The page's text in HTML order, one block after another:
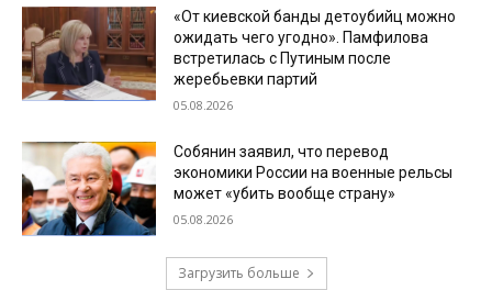
«От киевской банды детоубийц можно
ожидать чего угодно». Памфилова
встретилась с Путиным после
жеребьевки партий
05.08.2026
Собянин заявил, что перевод
экономики России на военные рельсы
может «убить вообще страну»
05.08.2026
Загрузить больше